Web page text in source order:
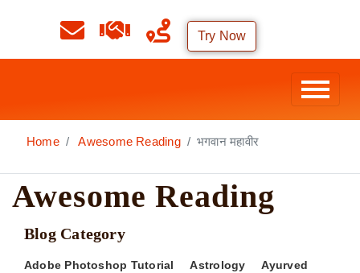
Try Now
Home Awesome Reading भगवान महावीर
Awesome Reading
Blog Category
Adobe Photoshop Tutorial Astrology Ayurved